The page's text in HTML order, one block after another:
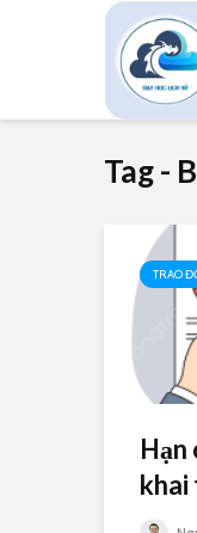
Tag -
TRAO
Hạn
khai